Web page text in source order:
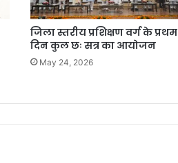
जिला स्तरीय प्रशिक्षण वर्ग के प्रथम
दिन कुल छः सत्र का आयोजन
May 24, 2026